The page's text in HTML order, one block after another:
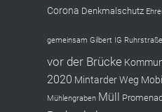
Corona Denkmalschutz
gemeinsam Gilbert IG Ruhrstraße
vor der Brücke
2020 Mintarder Weg
Mühlengraben Müll